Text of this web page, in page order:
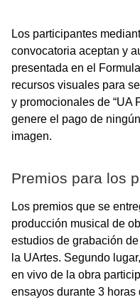
Los participantes
convocatoria aceptan y
presentada en el
recursos visuales para
y promocionales de “UA
genere el pago de
imagen.
Premios para los
Los premios que se
producción musical de
estudios de grabación
la UArtes. Segundo
en vivo de la obra
ensayos durante 3